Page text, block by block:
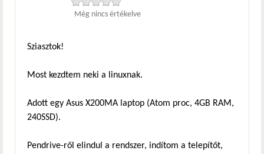
Még nincs értékelve
Sziasztok!
Most kezdtem neki a linuxnak.
Adott egy Asus X200MA laptop (Atom proc, 4GB RAM,
240SSD).
Pendrive-ről elindul a rendszer, indítom a telepítőt,